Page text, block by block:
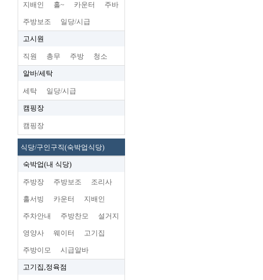
지배인 홀~ 카운터 주바
주방보조 일당/시급
고시원
직원 총무 주방 청소
알바/세탁
세탁 일당/시급
캠핑장
캠핑장
식당/구인구직(숙박업식당)
숙박업(내 식당)
주방장 주방보조 조리사
홀서빙 카운터 지배인
주차안내 주방찬모 설거지
영양사 웨이터 고기집
주방이모 시급알바
고기집,정육점